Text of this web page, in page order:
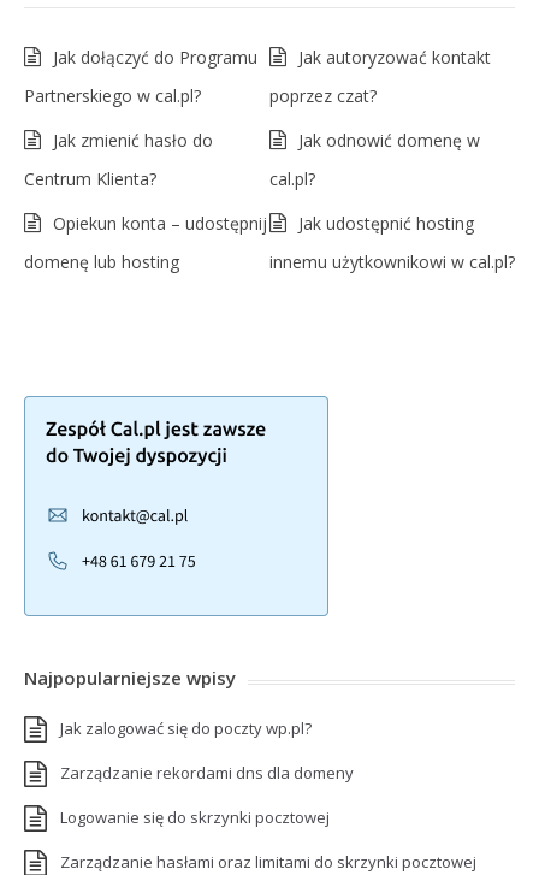
Jak dołączyć do Programu
Partnerskiego w cal.pl?
Jak autoryzować kontakt
poprzez czat?
Jak zmienić hasło do
Centrum Klienta?
Jak odnowić domenę w
cal.pl?
Opiekun konta – udostępnij
domenę lub hosting
Jak udostępnić hosting
innemu użytkownikowi w cal.pl?
Najpopularniejsze wpisy
Jak zalogować się do poczty wp.pl?
Zarządzanie rekordami dns dla domeny
Logowanie się do skrzynki pocztowej
Zarządzanie hasłami oraz limitami do skrzynki pocztowej